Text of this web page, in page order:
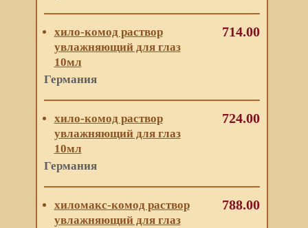
хило-комод раствор
увлажняющий для глаз
10мл
Германия
714.00
хило-комод раствор
увлажняющий для глаз
10мл
Германия
724.00
хиломакс-комод раствор
увлажняющий для глаз
788.00